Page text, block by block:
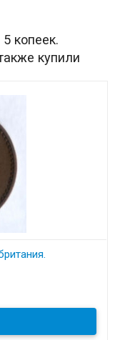
копеек.
купили